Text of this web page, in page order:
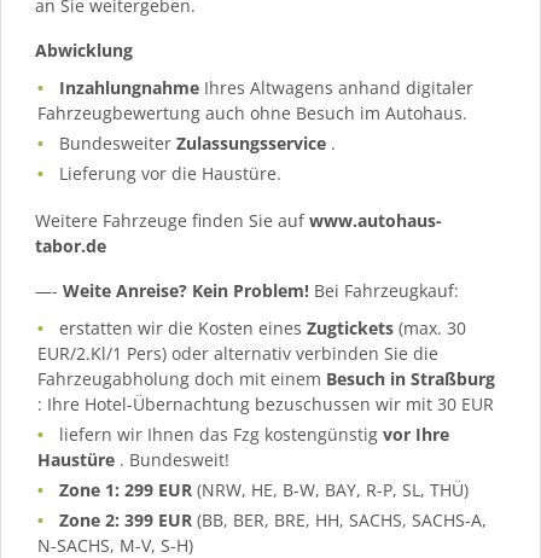
an Sie weitergeben.
Abwicklung
Inzahlungnahme Ihres Altwagens anhand digitaler
Fahrzeugbewertung auch ohne Besuch im Autohaus.
BundesweiterZulassungsservice .
Lieferung vor die Haustüre.
Weitere Fahrzeuge finden Sie aufwww.autohaus-
tabor.de
—- Weite Anreise? Kein Problem! Bei Fahrzeugkauf:
erstatten wir die Kosten einesZugtickets(max. 30
EUR/2.Kl/1 Pers) oder alternativ verbinden Sie die
Fahrzeugabholung doch mit einem Besuch in Straßburg
: Ihre Hotel-Übernachtung bezuschussen wir mit 30 EUR
liefern wir Ihnen das Fzg kostengünstigvor Ihre
Haustüre . Bundesweit!
Zone 1: 299 EUR (NRW, HE, B-W, BAY, R-P, SL, THÜ)
Zone 2: 399 EUR (BB, BER, BRE, HH, SACHS, SACHS-A,
N-SACHS, M-V, S-H)